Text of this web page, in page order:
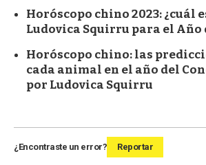
Horóscopo chino 2023: ¿cuál
Ludovica Squirru para el Año
Horóscopo chino: las
cada animal en el año del
por Ludovica Squirru
¿Encontraste un error? Reportar